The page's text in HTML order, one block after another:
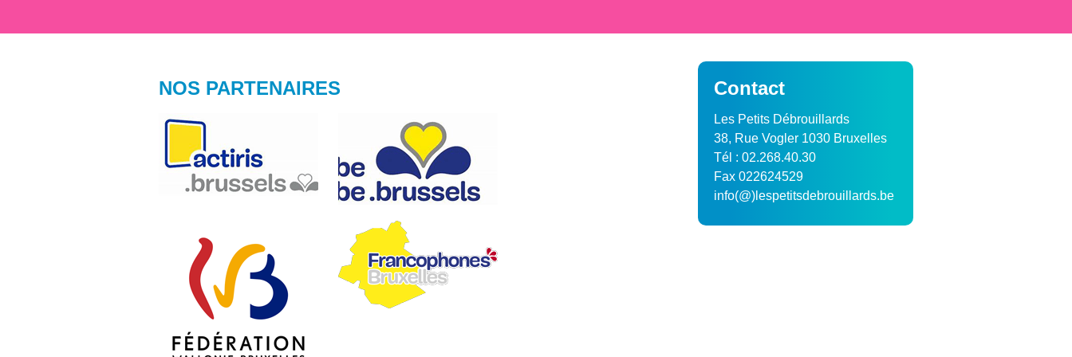
NOS PARTENAIRES Contact
Les Petits Débrouillards
38, Rue Vogler 1030 Bruxelles
Tél : 02.268.40.30
Fax 022624529
info(@)lespetitsdebrouillards.be